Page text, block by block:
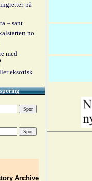
på
= sant
med
eksotisk